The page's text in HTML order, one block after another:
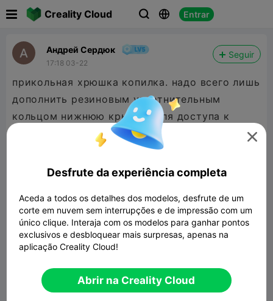
Creality Cloud   Entrar
Андрей Сердюк
17:18 03-22
Seguir
прикольная хрюшка копилка. надо всего лишь
дополнить резиновым уплотнительным
кольцом нижнюю крышку, для доступа к
монетам, и она почти идеальна, 😃
Coin Bank - Cofrinho

Desfrute da experiência completa
Aceda a todos os detalhes dos modelos, desfrute de um
corte em nuvem sem interrupções e de impressão com um
único clique. Interaja com os modelos para ganhar pontos
exclusivos e desbloquear mais surpresas, apenas na
aplicação Creality Cloud!
Abrir na Creality Cloud